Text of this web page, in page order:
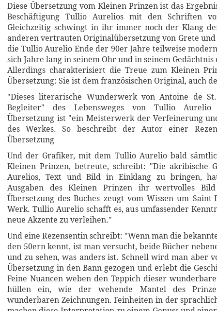
Diese Übersetzung vom Kleinen Prinzen ist das
Beschäftigung Tullio Aurelios mit den Schriften
Gleichzeitig schwingt in ihr immer noch der Klang
anderen vertrauten Originalübersetzung von Grete und
die Tullio Aurelio Ende der 90er Jahre teilweise
sich Jahre lang in seinem Ohr und in seinem
Allerdings charakterisiert die Treue zum Kleinen
Übersetzung: Sie ist dem französischen Original, auch
"Dieses literarische Wunderwerk von Antoine de
Begleiter" des Lebensweges von Tullio Aurelio
Übersetzung ist "ein Meisterwerk der Verfeinerung
des Werkes. So beschreibt der Autor einer
Übersetzung
Und der Grafiker, mit dem Tullio Aurelio bald
Kleinen Prinzen, betreute, schreibt: "Die akribische
Aurelios, Text und Bild in Einklang zu bringen,
Ausgaben des Kleinen Prinzen ihr wertvolles Bild
Übersetzung des Buches zeugt vom Wissen um
Werk. Tullio Aurelio schafft es, aus umfassender
neue Akzente zu verleihen."
Und eine Rezensentin schreibt: "Wenn man die
den 50ern kennt, ist man versucht, beide Bücher
und zu sehen, was anders ist. Schnell wird man aber
Übersetzung in den Bann gezogen und erlebt die
Feine Nuancen weben den Teppich dieser
hüllen ein, wie der wehende Mantel des
wunderbaren Zeichnungen. Feinheiten in der